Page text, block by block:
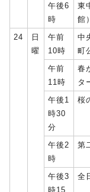
午後6
時
東
館）
24
日
曜
午前
10時
中
町
午前
11時
春
タ
午後1
時30
分
桜
午後2
時
第
午後3
時15
全